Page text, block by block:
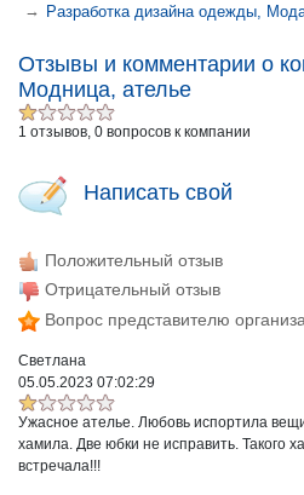
→ Разработка дизайна одежды,
Отзывы и комментарии о
Модница, ателье
1 отзывов, 0 вопросов к компании
Написать свой
Положительный отзыв
Отрицательный отзыв
Вопрос представителю
Светлана
05.05.2023 07:02:29
Ужасное ателье. Любовь испортила
хамила. Две юбки не исправить. Такого
встречала!!!